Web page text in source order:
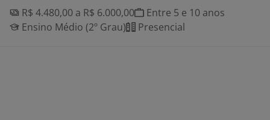
R$ 4.480,00 a R$ 6.000,00
Entre 5 e 10 anos
Ensino Médio (2º Grau)
Presencial